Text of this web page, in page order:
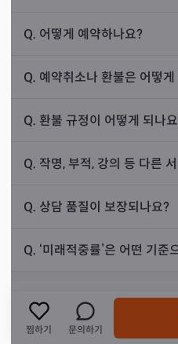
며 단 한 명의 제자밖에 인정
는 이야기를 듣기도 하셨습니
니다. 6개월 정도 지나자
진로운
8개월 전 30대 여성 분이
시키는 대로 결정하며 살아
다행히도 좋은 남편을 만
를 해야 한다는 점사가 나
쪽에 관심을 가지고 있었
Q. 어떻게 예약하나요?
Q. 예약취소나 환불은 어떻게
Q. 환불 규정이 어떻게 되나
Q. 작명, 부적, 강의 등 다른
Q. 상담 품질이 보장되나요?
Q. ‘미래적중률’은 어떤 기준
찜하기 문의하기